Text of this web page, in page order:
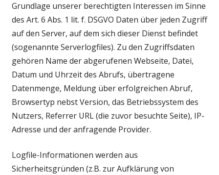
Grundlage unserer berechtigten Interessen im Sinne
des Art. 6 Abs. 1 lit. f. DSGVO Daten über jeden Zugriff
auf den Server, auf dem sich dieser Dienst befindet
(sogenannte Serverlogfiles). Zu den Zugriffsdaten
gehören Name der abgerufenen Webseite, Datei,
Datum und Uhrzeit des Abrufs, übertragene
Datenmenge, Meldung über erfolgreichen Abruf,
Browsertyp nebst Version, das Betriebssystem des
Nutzers, Referrer URL (die zuvor besuchte Seite), IP-
Adresse und der anfragende Provider.
Logfile-Informationen werden aus
Sicherheitsgründen (z.B. zur Aufklärung von